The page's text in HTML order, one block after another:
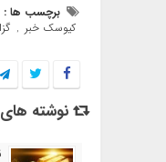
برچسب ها :
کیوسک خبر ,
نوشته